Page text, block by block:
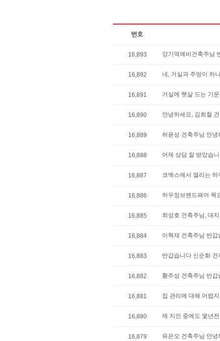
16,893 강기역예비건축주님
16,892 네, 거실과 주방이 하
16,891 거실에 햇살 드는 기
16,890 안녕하세요, 김희철
16,889 허윤성 건축주님 안
16,888 어제 상담 잘 받았습
16,887 코엑스에서 열리는
16,886 하우징브랜드페어 목
16,885 최성호 건축주님, 대
16,884 이혁재 건축주님 반
16,883 반갑습니다 신순화
16,882 황주성 건축주님 반
16,881 집 관리에 대해 어렵
16,880 제 지인 중에도 몇년
16,879 유은오 건축주님 안